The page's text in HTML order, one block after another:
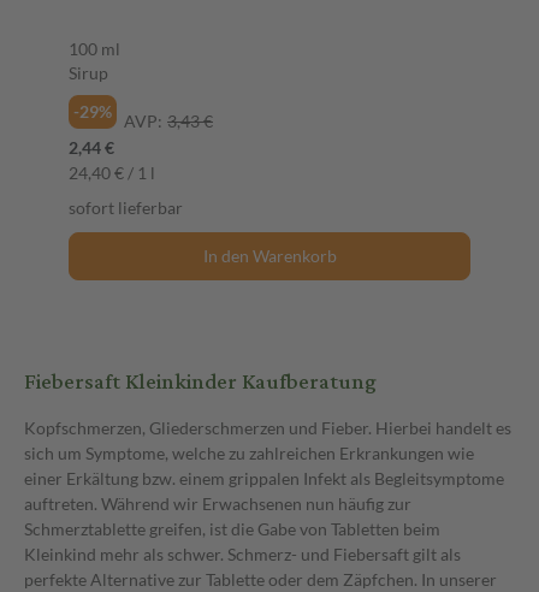
Fiebersaft Kleinkinder Kaufberatung
Kopfschmerzen, Gliederschmerzen und Fieber. Hierbei handelt es
sich um Symptome, welche zu zahlreichen Erkrankungen wie
einer Erkältung bzw. einem grippalen Infekt als Begleitsymptome
auftreten. Während wir Erwachsenen nun häufig zur
Schmerztablette greifen, ist die Gabe von Tabletten beim
Kleinkind mehr als schwer. Schmerz- und Fiebersaft gilt als
perfekte Alternative zur Tablette oder dem Zäpfchen. In unserer
100 ml
Sirup
-29%
AVP: 3,43 €
2,44 €
24,40 € / 1 l
sofort lieferbar
In den Warenkorb